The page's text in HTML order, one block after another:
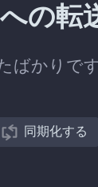
の転
ばかりで
同期化する